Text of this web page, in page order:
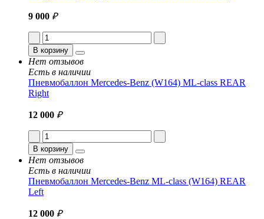
9 000 ₽
В корзину
Нет отзывов
Есть в наличии
Пневмобаллон Mercedes-Benz (W164) ML-class REAR
Right
12 000 ₽
В корзину
Нет отзывов
Есть в наличии
Пневмобаллон Mercedes-Benz ML-class (W164) REAR
Left
12 000 ₽